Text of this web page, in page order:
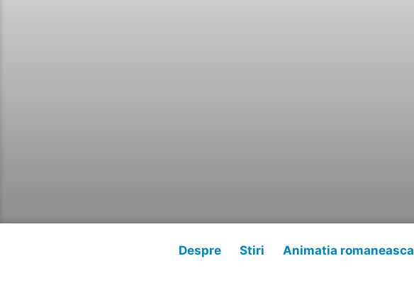
Despre Stiri Animatia romaneasca